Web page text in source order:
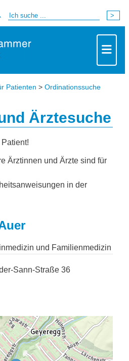
Patienten > Ordinationssuche
Ärztesuche
Ärztinnen und Ärzte sind für
in der
und Familienmedizin
Sann-Straße 36